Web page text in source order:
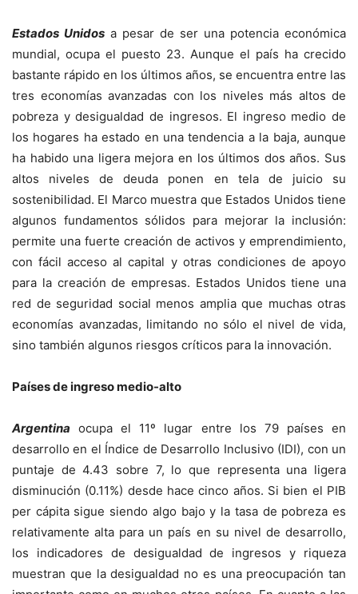
Estados Unidos a pesar de ser una potencia económica
mundial, ocupa el puesto 23. Aunque el país ha crecido
bastante rápido en los últimos años, se encuentra entre las
tres economías avanzadas con los niveles más altos de
pobreza y desigualdad de ingresos. El ingreso medio de
los hogares ha estado en una tendencia a la baja, aunque
ha habido una ligera mejora en los últimos dos años. Sus
altos niveles de deuda ponen en tela de juicio su
sostenibilidad. El Marco muestra que Estados Unidos tiene
algunos fundamentos sólidos para mejorar la inclusión:
permite una fuerte creación de activos y emprendimiento,
con fácil acceso al capital y otras condiciones de apoyo
para la creación de empresas. Estados Unidos tiene una
red de seguridad social menos amplia que muchas otras
economías avanzadas, limitando no sólo el nivel de vida,
sino también algunos riesgos críticos para la innovación.
Países de ingreso medio-alto
Argentina ocupa el 11º lugar entre los 79 países en
desarrollo en el Índice de Desarrollo Inclusivo (IDI), con un
puntaje de 4.43 sobre 7, lo que representa una ligera
disminución (0.11%) desde hace cinco años. Si bien el PIB
per cápita sigue siendo algo bajo y la tasa de pobreza es
relativamente alta para un país en su nivel de desarrollo,
los indicadores de desigualdad de ingresos y riqueza
muestran que la desigualdad no es una preocupación tan